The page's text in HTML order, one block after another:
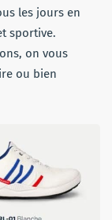
les jours en
sportive.
on vous
ou bien